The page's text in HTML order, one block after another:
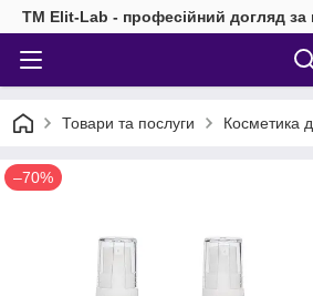
TM Elit-Lab - професійний догляд
Товари та послуги Косметика
–70%